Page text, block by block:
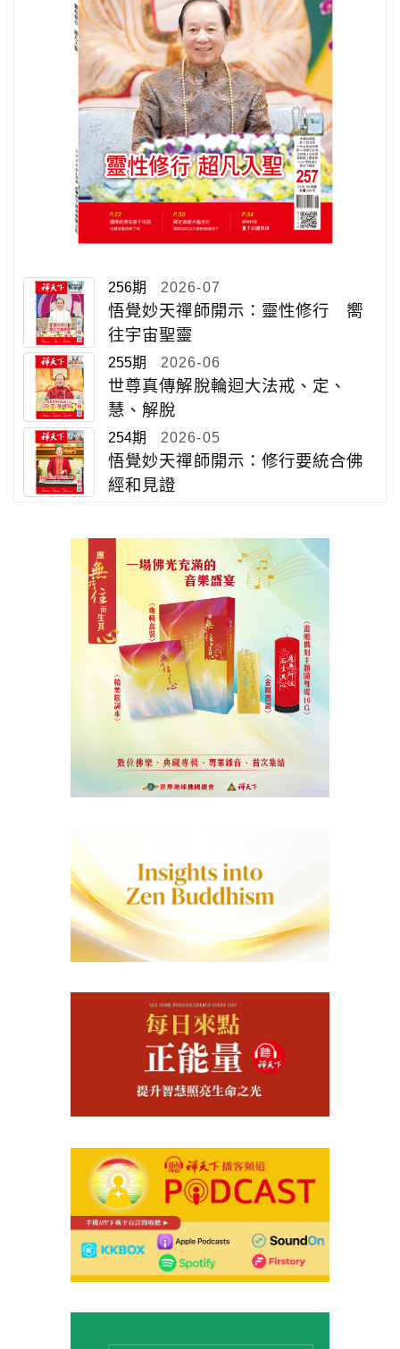
256期 2026-07
悟覺妙天禪師開示：靈性修行 嚮
往宇宙聖靈
255期 2026-06
世尊真傳解脫輪迴大法戒、定、
慧、解脫
254期 2026-05
悟覺妙天禪師開示：修行要統合佛
經和見證